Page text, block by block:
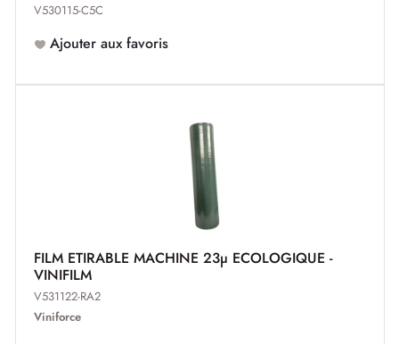
V530115-C5C
Ajouter aux favoris
FILM ETIRABLE MACHINE 23µ ECOLOGIQUE -
VINIFILM
V531122-RA2
Viniforce